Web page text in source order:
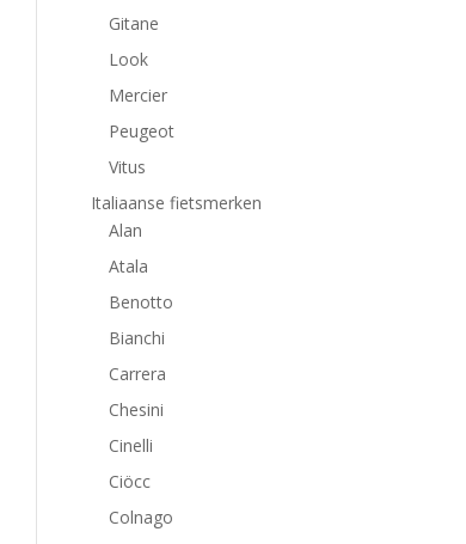
Gitane
Look
Mercier
Peugeot
Vitus
Italiaanse fietsmerken
Alan
Atala
Benotto
Bianchi
Carrera
Chesini
Cinelli
Ciöcc
Colnago